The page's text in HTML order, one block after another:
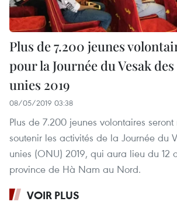
Plus de 7.200 jeunes
pour la Journée du Vesak
unies 2019
08/05/2019 03:38
Plus de 7.200 jeunes volontaires
soutenir les activités de la Journée du
unies (ONU) 2019, qui aura lieu du 12
province de Hà Nam au Nord.
VOIR PLUS